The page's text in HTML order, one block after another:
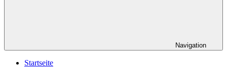
Navigation
Startseite